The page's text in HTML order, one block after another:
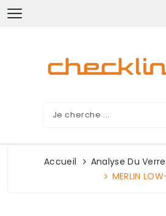
Accueil Analyse Du Verre
MERLIN